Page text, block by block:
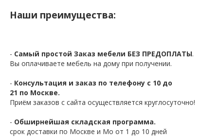
Наши преимущества:
- Самый простой Заказ мебели БЕЗ ПРЕДОПЛАТЫ.
Вы оплачиваете мебель на дому при получении.
- Консультация и заказ по телефону с 10 до
21 по Москве.
Приём заказов с сайта осуществляется круглосуточно!
- Обширнейшая складская программа.
срок доставки по Москве и Мо от 1 до 10 дней